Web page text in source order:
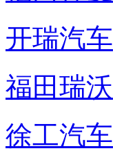
开瑞汽车
福田瑞沃
徐工汽车